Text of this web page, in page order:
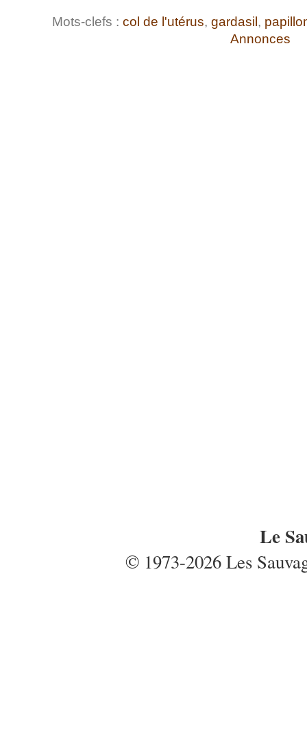
Mots-clefs : col de l'utérus, gardasil ,
Annonces
Le
© 1973-2026 Les